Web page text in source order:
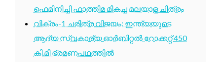
ഫെമിനിച്ചി ഫാത്തിമ മികച്ച മലയാള ചിത്രം
വിക്രം-1 ചരിത്ര വിജയം: ഇന്ത്യയുടെ
ആദ്യ സ്വകാര്യ ഓർബിറ്റൽ റോക്കറ്റ് 450
കി.മീ ഭ്രമണപഥത്തിൽ